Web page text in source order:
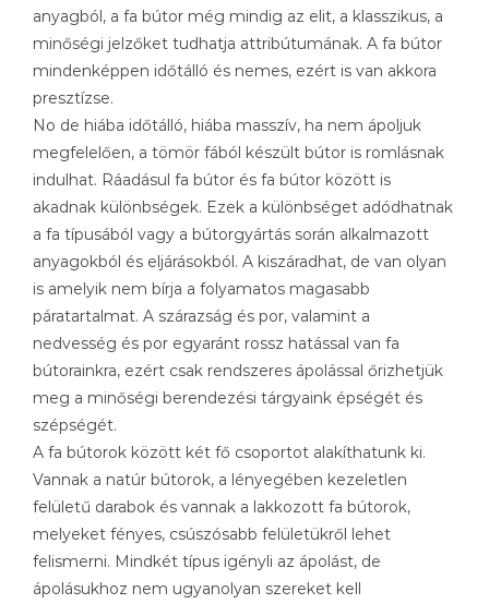
anyagból, a fa bútor még mindig az elit, a klasszikus, a
minőségi jelzőket tudhatja attribútumának. A fa bútor
mindenképpen időtálló és nemes, ezért is van akkora
presztízse.
No de hiába időtálló, hiába masszív, ha nem ápoljuk
megfelelően, a tömör fából készült bútor is romlásnak
indulhat. Ráadásul fa bútor és fa bútor között is
akadnak különbségek. Ezek a különbséget adódhatnak
a fa típusából vagy a bútorgyártás során alkalmazott
anyagokból és eljárásokból. A kiszáradhat, de van olyan
is amelyik nem bírja a folyamatos magasabb
páratartalmat. A szárazság és por, valamint a
nedvesség és por egyaránt rossz hatással van fa
bútorainkra, ezért csak rendszeres ápolással őrizhetjük
meg a minőségi berendezési tárgyaink épségét és
szépségét.
A fa bútorok között két fő csoportot alakíthatunk ki.
Vannak a natúr bútorok, a lényegében kezeletlen
felületű darabok és vannak a lakkozott fa bútorok,
melyeket fényes, csúszósabb felületükről lehet
felismerni. Mindkét típus igényli az ápolást, de
ápolásukhoz nem ugyanolyan szereket kell